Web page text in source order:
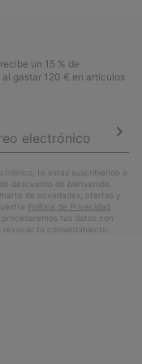
un 15 % de
gastar 120 € en artículos
te estás suscribiendo a
descuento de bienvenida.
de novedades, ofertas y
Política de Privacidad
tus datos con
revocar tu consentimiento.